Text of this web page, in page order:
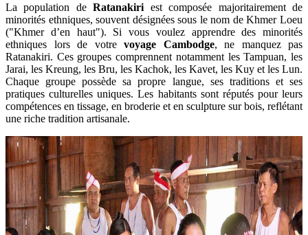
La population deRatanakiri est composée majoritairement de
minorités ethniques, souvent désignées sous le nom de Khmer Loeu
("Khmer d’en haut"). Si vous voulez apprendre des minorités
ethniques lors de votre voyage Cambodge, ne manquez pas
Ratanakiri. Ces groupes comprennent notamment les Tampuan, les
Jarai, les Kreung, les Bru, les Kachok, les Kavet, les Kuy et les Lun.
Chaque groupe possède sa propre langue, ses traditions et ses
pratiques culturelles uniques. Les habitants sont réputés pour leurs
compétences en tissage, en broderie et en sculpture sur bois, reflétant
une riche tradition artisanale.